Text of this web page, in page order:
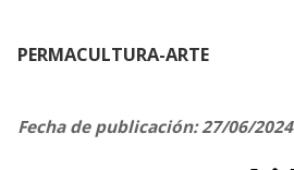
PERMACULTURA-ARTE
Fecha de publicación: 27/06/2024